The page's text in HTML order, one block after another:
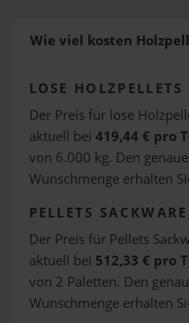
Wie viel kosten
LOSE HOLZPELLETS
Der Preis für lose
aktuell bei 419,44 € pro
von 6.000 kg. Den
Wunschmenge erhalten
PELLETS SACKWARE
Der Preis für Pellets
aktuell bei 512,33 € pro
von 2 Paletten. Den
Wunschmenge erhalten